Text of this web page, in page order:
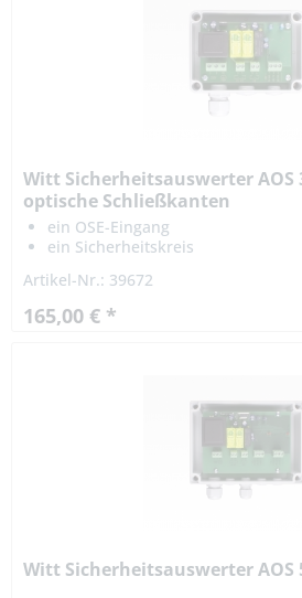
Witt Sicherheitsauswerter AOS
optische Schließkanten
ein OSE-Eingang
ein Sicherheitskreis
Artikel-Nr.: 39672
165,00 € *
Witt Sicherheitsauswerter AOS